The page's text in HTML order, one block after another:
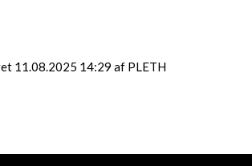
11.08.2025 14:29 af PLETH